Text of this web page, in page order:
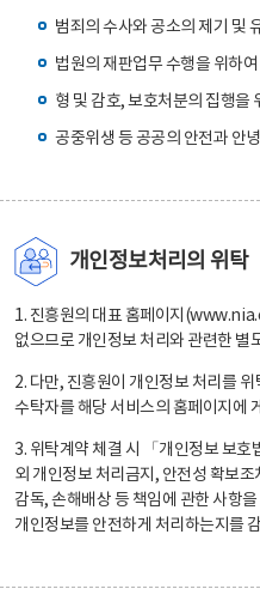
범죄의 수사와 공소의 제기 및
법원의 재판업무 수행을 위하
형 및 감호, 보호처분의 집행을
공중위생 등 공공의 안전과 안
개인정보처리의 위탁
1. 진흥원의 대표 홈페이지
없으므로 개인정보 처리와 관련한 별
2. 다만, 진흥원이 개인정보 처리를
수탁자를 해당 서비스의 홈페이지에
3. 위탁계약 체결 시 「개인정보 보
외 개인정보 처리금지, 안전성 확보
감독, 손해배상 등 책임에 관한 사항
개인정보를 안전하게 처리하는지를